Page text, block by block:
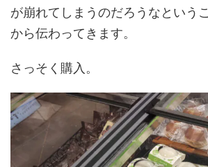
が崩れてしまうのだろうなという
から伝わってきます。
さっそく購入。